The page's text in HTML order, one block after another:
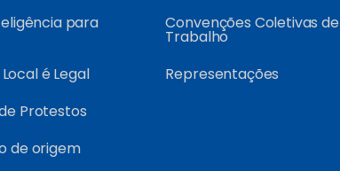
para
é Legal
Protestos
de origem
Convenções Coletivas de
Trabalho
Representações